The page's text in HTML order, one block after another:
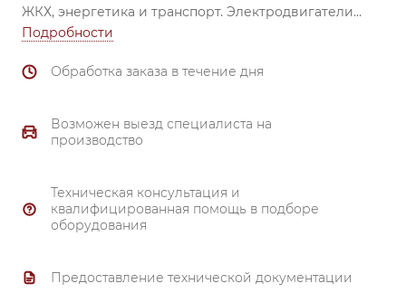
ЖКХ, энергетика и транспорт. Электродвигатели
незаменимы при использовании в вентиляторах,
смесителях, механизмах перемещения, затворах и
подшипник (все электродвигатели комплектуются
высоконадежными подшипниками ведущих
чугун.
Тройной контроль качества.
Материал обмотки - 99.7% медь.
Подробности
Обработка заказа в течение дня
Возможен выезд специалиста на
производство
Техническая консультация и
квалифицированная помощь в подборе
оборудования
Предоставление технической документации